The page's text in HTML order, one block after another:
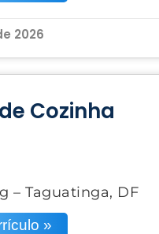
2026
Cozinha
– Taguatinga, DF
»